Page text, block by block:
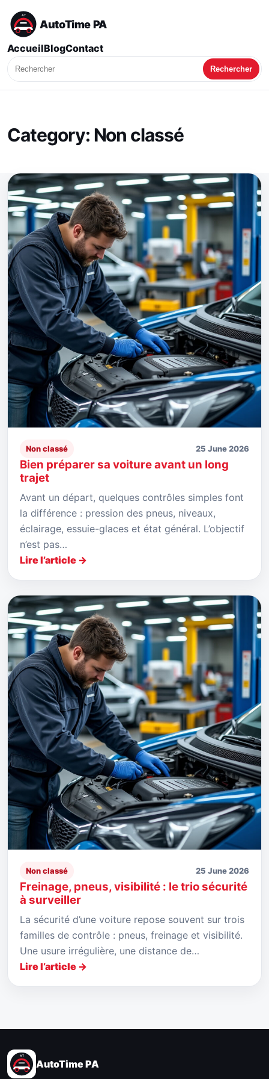
AutoTime PA
AccueilBlogContact
Rechercher
Category: Non classé
Non classé 25 June 2026
Bien préparer sa voiture avant un long
trajet
Avant un départ, quelques contrôles simples font
la différence : pression des pneus, niveaux,
éclairage, essuie-glaces et état général. L’objectif
n’est pas…
Lire l’article →
Non classé 25 June 2026
Freinage, pneus, visibilité : le trio sécurité
à surveiller
La sécurité d’une voiture repose souvent sur trois
familles de contrôle : pneus, freinage et visibilité.
Une usure irrégulière, une distance de…
Lire l’article →
AutoTime PA